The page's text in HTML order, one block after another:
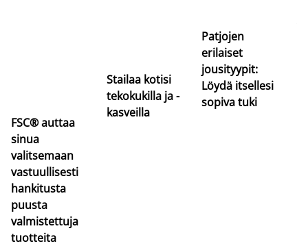
FSC® auttaa
sinua
valitsemaan
vastuullisesti
hankitusta
puusta
valmistettuja
tuotteita
Stailaa kotisi
tekokukilla ja -
kasveilla
Patjojen
erilaiset
jousityypit:
Löydä itsellesi
sopiva tuki